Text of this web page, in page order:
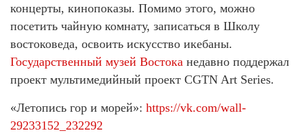
концерты, кинопоказы. Помимо этого, можно
посетить чайную комнату, записаться в Школу
востоковеда, освоить искусство икебаны.
Государственный музей Востока недавно поддержал
проект мультимедийный проект CGTN Art Series.
«Летопись гор и морей»: https://vk.com/wall-
29233152_232292